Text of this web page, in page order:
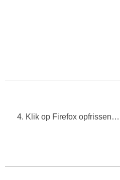
4. Klik op Firefox opfrissen…